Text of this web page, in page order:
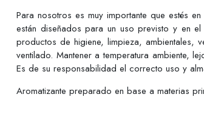
Para nosotros es muy importante que estés
están diseñados para un uso previsto y en
productos de higiene, limpieza, ambientales,
ventilado. Mantener a temperatura ambiente,
Es de su responsabilidad el correcto uso y
Aromatizante preparado en base a materias